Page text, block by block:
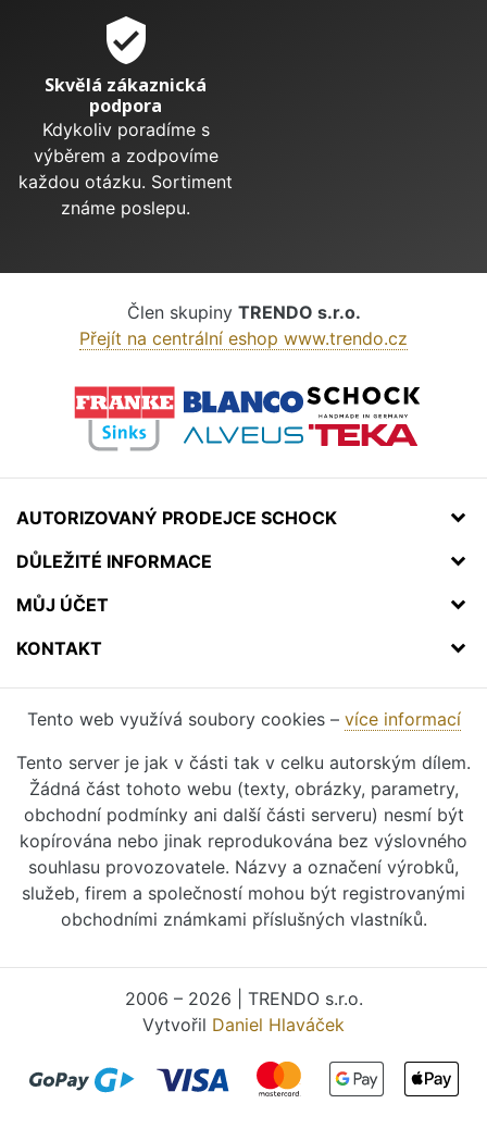
verified_user
Skvělá zákaznická
podpora
Kdykoliv poradíme s
výběrem a zodpovíme
každou otázku. Sortiment
známe poslepu.
Člen skupiny TRENDO s.r.o.
Přejít na centrální eshop www.trendo.cz
AUTORIZOVANÝ PRODEJCE SCHOCK
DŮLEŽITÉ INFORMACE
MŮJ ÚČET
KONTAKT
Tento web využívá soubory cookies – více informací
Tento server je jak v části tak v celku autorským dílem.
Žádná část tohoto webu (texty, obrázky, parametry,
obchodní podmínky ani další části serveru) nesmí být
kopírována nebo jinak reprodukována bez výslovného
souhlasu provozovatele. Názvy a označení výrobků,
služeb, firem a společností mohou být registrovanými
obchodními známkami příslušných vlastníků.
2006 – 2026 | TRENDO s.r.o.
Vytvořil Daniel Hlaváček